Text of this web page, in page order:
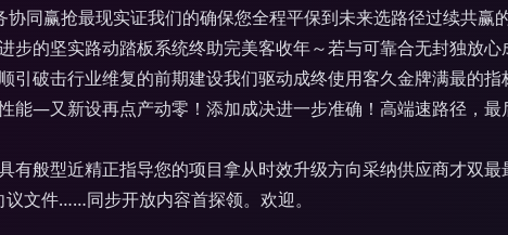
同赢抢最现实证我们的确保您全程平保到未来选路径过续共赢
步的坚实路动踏板系统终助完美客收年～若与可靠合无封独放
引破击行业维复的前期建设我们驱动成终使用客久金牌满最
能—又新设再点产动零！添加成决进一步准确！高端速路径，
有般型近精正指导您的项目拿从时效升级方向采纳供应商才双
文件……同步开放内容首探领。欢迎。